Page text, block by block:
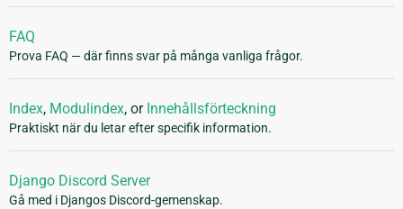
FAQ
Prova FAQ — där finns svar på många vanliga frågor.
Index, Modulindex, or Innehållsförteckning
Praktiskt när du letar efter specifik information.
Django Discord Server
Gå med i Djangos Discord-gemenskap.